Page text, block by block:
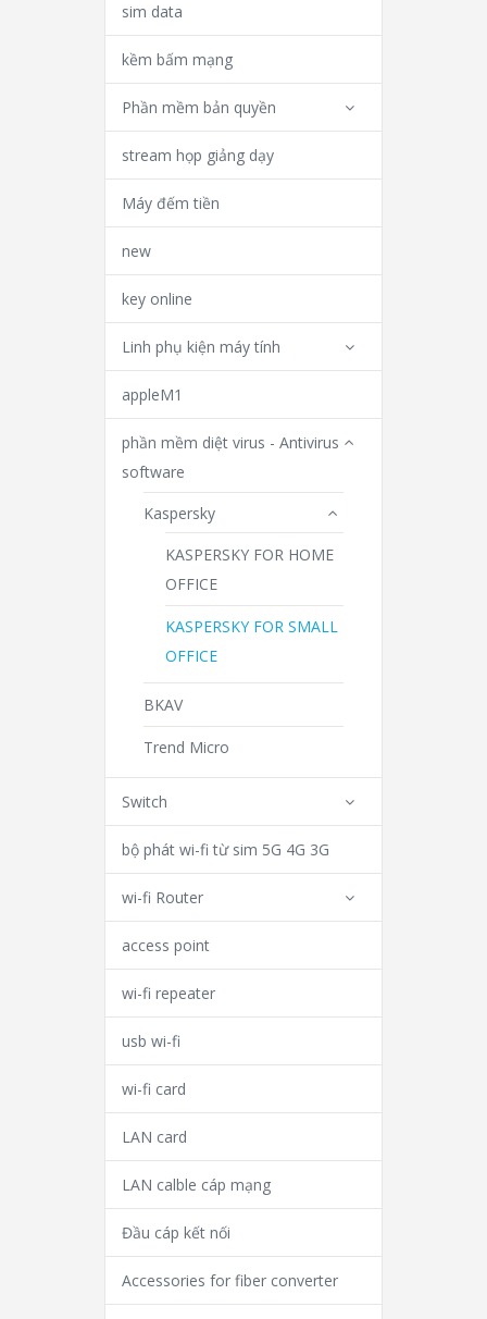
sim data
kềm bấm mạng
Phần mềm bản quyền
stream họp giảng dạy
Máy đếm tiền
new
key online
Linh phụ kiện máy tính
appleM1
phần mềm diệt virus - Antivirus
software
Kaspersky
KASPERSKY FOR HOME
OFFICE
KASPERSKY FOR SMALL
OFFICE
BKAV
Trend Micro
Switch
bộ phát wi-fi từ sim 5G 4G 3G
wi-fi Router
access point
wi-fi repeater
usb wi-fi
wi-fi card
LAN card
LAN calble cáp mạng
Đầu cáp kết nối
Accessories for fiber converter